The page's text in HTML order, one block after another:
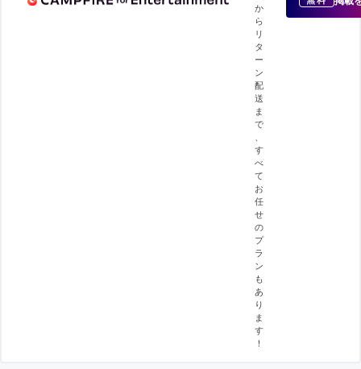
か
ら
リ
タ
ー
ン
配
送
ま
で
す
べ
て
お
任
せ
の
プ
ラ
ン
も
あ
り
ま
す
！